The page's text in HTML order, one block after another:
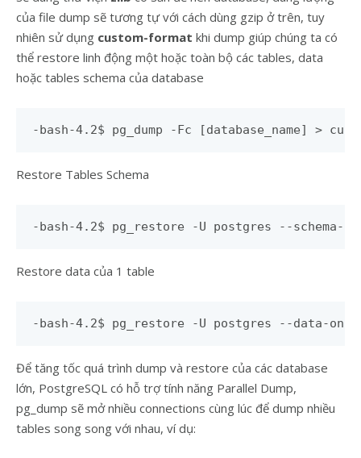
của file dump sẽ tương tự với cách dùng gzip ở trên, tuy
nhiên sử dụng custom-format khi dump giúp chúng ta có
thể restore linh động một hoặc toàn bộ các tables, data
hoặc tables schema của database
-bash-4.2$ pg_dump -Fc [database_name] >
Restore Tables Schema
-bash-4.2$ pg_restore -U postgres --schema-
Restore data của 1 table
-bash-4.2$ pg_restore -U postgres --data-only
Để tăng tốc quá trình dump và restore của các database
lớn, PostgreSQL có hỗ trợ tính năng Parallel Dump,
pg_dump sẽ mở nhiều connections cùng lúc để dump nhiều
tables song song với nhau, ví dụ: